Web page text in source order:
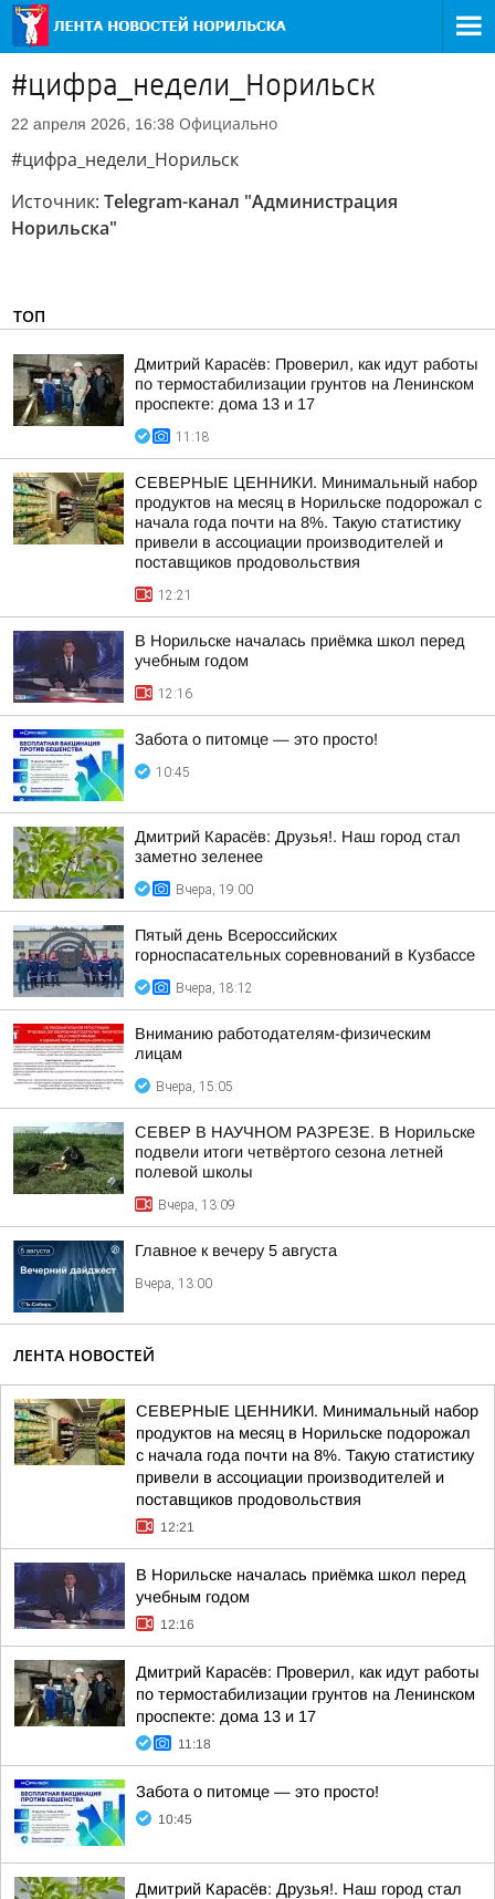
#цифра_недели_Норильск
22 апреля 2026, 16:38 Официально
#цифра_недели_Норильск
Источник: Telegram-канал "Администрация
Норильска"
ТОП
Дмитрий Карасёв: Проверил, как идут работы
по термостабилизации грунтов на Ленинском
проспекте: дома 13 и 17
11:18
СЕВЕРНЫЕ ЦЕННИКИ. Минимальный набор
продуктов на месяц в Норильске подорожал с
начала года почти на 8%. Такую статистику
привели в ассоциации производителей и
поставщиков продовольствия
12:21
В Норильске началась приёмка школ перед
учебным годом
12:16
Забота о питомце — это просто!
10:45
Дмитрий Карасёв: Друзья!. Наш город стал
заметно зеленее
Вчера, 19:00
Пятый день Всероссийских
горноспасательных соревнований в Кузбассе
Вчера, 18:12
Вниманию работодателям-физическим
лицам
Вчера, 15:05
СЕВЕР В НАУЧНОМ РАЗРЕЗЕ. В Норильске
подвели итоги четвёртого сезона летней
полевой школы
Вчера, 13:09
Главное к вечеру 5 августа
Вчера, 13:00
ЛЕНТА НОВОСТЕЙ
СЕВЕРНЫЕ ЦЕННИКИ. Минимальный набор
продуктов на месяц в Норильске подорожал
с начала года почти на 8%. Такую статистику
привели в ассоциации производителей и
поставщиков продовольствия
12:21
В Норильске началась приёмка школ перед
учебным годом
12:16
Дмитрий Карасёв: Проверил, как идут работы
по термостабилизации грунтов на Ленинском
проспекте: дома 13 и 17
11:18
Забота о питомце — это просто!
10:45
Дмитрий Карасёв: Друзья!. Наш город стал